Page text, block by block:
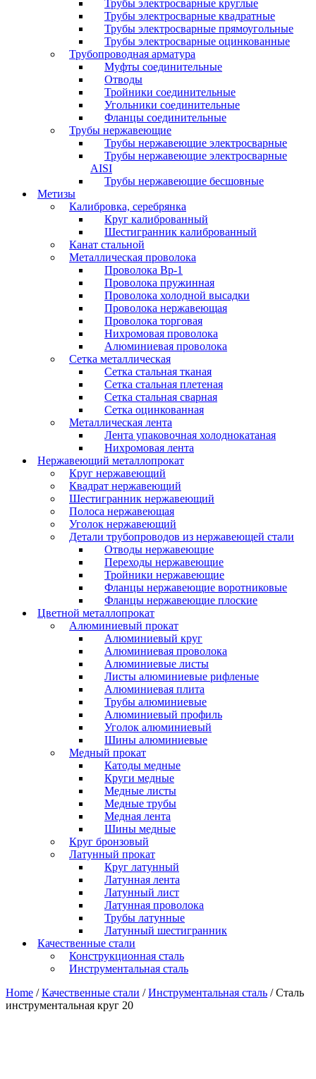
Трубы электросварные круглые
Трубы электросварные квадратные
Трубы электросварные прямоугольные
Трубы электросварные оцинкованные
Трубопроводная арматура
Муфты соединительные
Отводы
Тройники соединительные
Угольники соединительные
Фланцы соединительные
Трубы нержавеющие
Трубы нержавеющие электросварные
Трубы нержавеющие электросварные
AISI
Трубы нержавеющие бесшовные
Метизы
Калибровка, серебрянка
Круг калиброванный
Шестигранник калиброванный
Канат стальной
Металлическая проволока
Проволока Вр-1
Проволока пружинная
Проволока холодной высадки
Проволока нержавеющая
Проволока торговая
Нихромовая проволока
Алюминиевая проволока
Сетка металлическая
Сетка стальная тканая
Сетка стальная плетеная
Сетка стальная сварная
Сетка оцинкованная
Металлическая лента
Лента упаковочная холоднокатаная
Нихромовая лента
Нержавеющий металлопрокат
Круг нержавеющий
Квадрат нержавеющий
Шестигранник нержавеющий
Полоса нержавеющая
Уголок нержавеющий
Детали трубопроводов из нержавеющей стали
Отводы нержавеющие
Переходы нержавеющие
Тройники нержавеющие
Фланцы нержавеющие воротниковые
Фланцы нержавеющие плоские
Цветной металлопрокат
Алюминиевый прокат
Алюминиевый круг
Алюминиевая проволока
Алюминиевые листы
Листы алюминиевые рифленые
Алюминиевая плита
Трубы алюминиевые
Алюминиевый профиль
Уголок алюминиевый
Шины алюминиевые
Медный прокат
Катоды медные
Круги медные
Медные листы
Медные трубы
Медная лента
Шины медные
Круг бронзовый
Латунный прокат
Круг латунный
Латунная лента
Латунный лист
Латунная проволока
Трубы латунные
Латунный шестигранник
Качественные стали
Конструкционная сталь
Инструментальная сталь
Home /Качественные стали /Инструментальная сталь / Сталь
инструментальная круг 20